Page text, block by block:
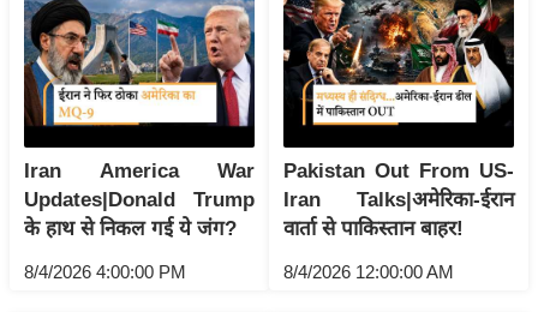
वि
शे
ष
वि
श्ले
ष
ण
डिं
Iran America War
Updates|Donald Trump
के हाथ से निकल गई ये जंग?
8/4/2026 4:00:00 PM
Pakistan Out From US-
Iran Talks|अमेरिका-ईरान
वार्ता से पाकिस्तान बाहर!
8/4/2026 12:00:00 AM